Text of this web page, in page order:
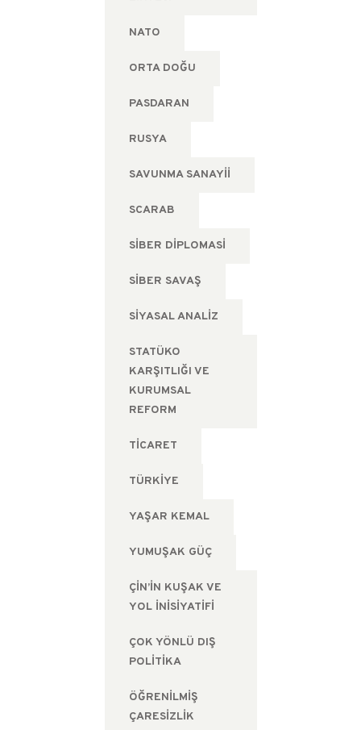
NATO
ORTA DOĞU
PASDARAN
RUSYA
SAVUNMA SANAYII
SCARAB
SIBER DIPLOMASI
SIBER SAVAŞ
SIYASAL ANALIZ
STATÜKO
KARŞITLIĞI VE
KURUMSAL
REFORM
TICARET
TÜRKIYE
YAŞAR KEMAL
YUMUŞAK GÜÇ
ÇIN’IN KUŞAK VE
YOL İNISIYATIFI
ÇOK YÖNLÜ DIŞ
POLITIKA
ÖĞRENILMIŞ
ÇARESIZLIK